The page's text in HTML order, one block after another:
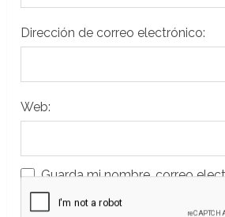
Dirección de correo electrónico:
Web:
Guarda mi nombre, correo
este navegador para la próxima